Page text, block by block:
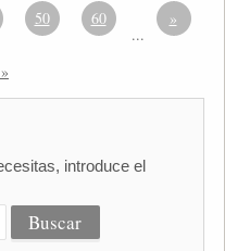
50 60
...
»
introduce el